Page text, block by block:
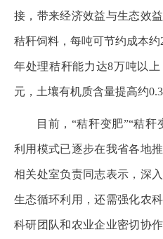
接，带来经济效益与生态效
秸秆饲料，每吨可节约成本
年处理秸秆能力达8万吨以
元，土壤有机质含量提高约0.3
目前，“秸秆变肥”“秸秆
利用模式已逐步在我省各地
相关处室负责同志表示，深
生态循环利用，还需强化农
科研团队和农业企业密切协